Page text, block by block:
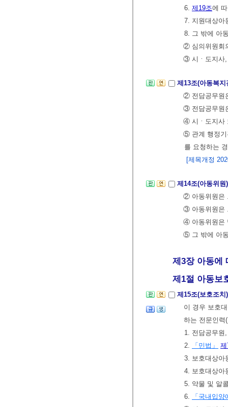
6. 제19조에
7. 지원대상아
8. 그 밖에 아
② 심의위원회
③ 시ㆍ도지사,
제13조(아동복
② 전담공무원
③ 전담공무원
④ 시ㆍ도지사
⑤ 관계 행정기
를 요청하는
[제목개정
제14조(아동위
② 아동위원은
③ 아동위원은
④ 아동위원은
⑤ 그 밖에 아
제3장 아동에 대
제1절 아동보
제15조(보호조
이 경우 보호
하는 전문인력
1. 전담공무원
2.
「민법」
3. 보호대상아
4. 보호대상아
5. 약물 및 알
6.
「국내입